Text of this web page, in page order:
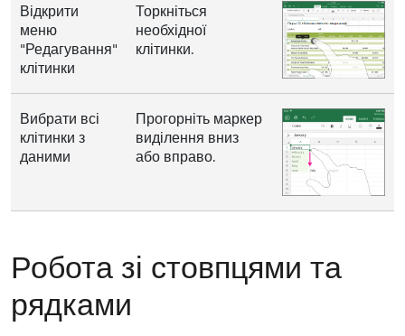
Відкрити
меню
"Редагування"
клітинки
Торкніться
необхідної
клітинки.
Вибрати всі
клітинки з
даними
Прогорніть маркер
виділення вниз
або вправо.
Робота зі стовпцями та
рядками